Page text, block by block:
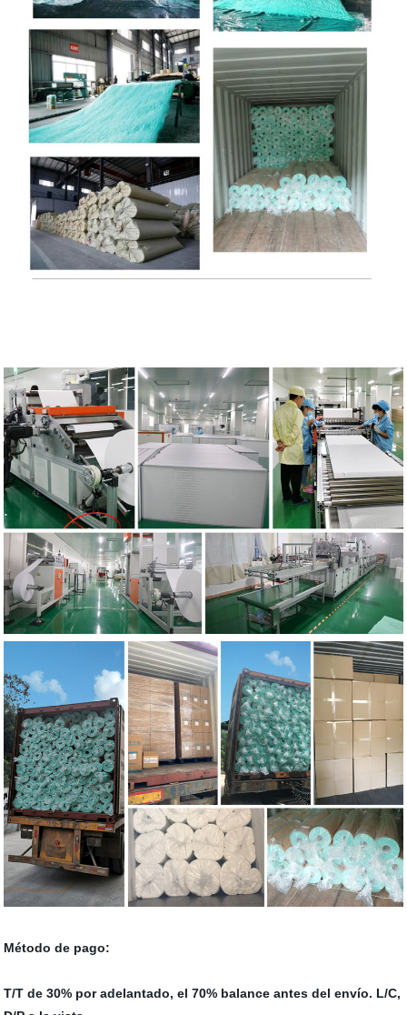
Método de pago:
T/T de 30% por adelantado, el 70% balance antes del envío. L/C,